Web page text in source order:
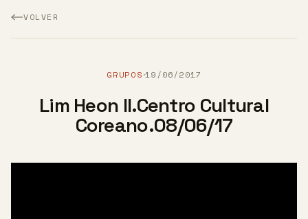
VOLVER
GRUPOS·19/06/2017
Lim Heon Il.Centro Cultural
Coreano.08/06/17